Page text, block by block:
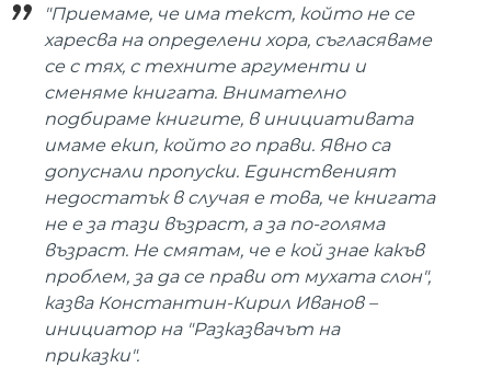
"Приемаме, че има текст, който не се
харесва на определени хора, съгласяваме
се с тях, с техните аргументи и
сменяме книгата. Внимателно
подбираме книгите, в инициативата
имаме екип, който го прави. Явно са
допуснали пропуски. Единственият
недостатък в случая е това, че книгата
не е за тази възраст, а за по-голяма
възраст. Не смятам, че е кой знае какъв
проблем, за да се прави от мухата слон",
казва Константин-Кирил Иванов –
инициатор на "Разказвачът на
приказки".